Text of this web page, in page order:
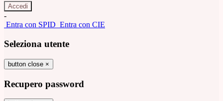
-
Entra con SPID Entra con CIE
Seleziona utente
button close ×
Recupero password